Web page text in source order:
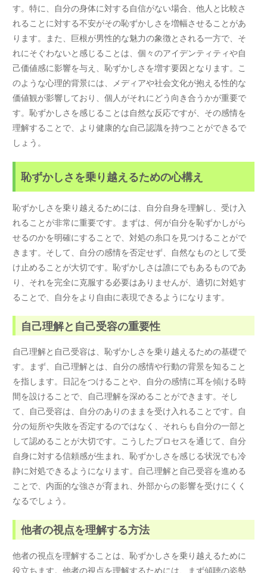
す。特に、自分の身体に対する自信がない場合、他人と比較さ
れることに対する不安がその恥ずかしさを増幅させることがあ
ります。また、巨根が男性的な魅力の象徴とされる一方で、そ
れにそぐわないと感じることは、個々のアイデンティティや自
己価値感に影響を与え、恥ずかしさを増す要因となります。こ
のような心理的背景には、メディアや社会文化が抱える性的な
価値観が影響しており、個人がそれにどう向き合うかが重要で
す。恥ずかしさを感じることは自然な反応ですが、その感情を
理解することで、より健康的な自己認識を持つことができるで
しょう。
恥ずかしさを乗り越えるための心構え
恥ずかしさを乗り越えるためには、自分自身を理解し、受け入
れることが非常に重要です。まずは、何が自分を恥ずかしがら
せるのかを明確にすることで、対処の糸口を見つけることがで
きます。そして、自分の感情を否定せず、自然なものとして受
け止めることが大切です。恥ずかしさは誰にでもあるものであ
り、それを完全に克服する必要はありませんが、適切に対処す
ることで、自分をより自由に表現できるようになります。
自己理解と自己受容の重要性
自己理解と自己受容は、恥ずかしさを乗り越えるための基礎で
す。まず、自己理解とは、自分の感情や行動の背景を知ること
を指します。日記をつけることや、自分の感情に耳を傾ける時
間を設けることで、自己理解を深めることができます。そし
て、自己受容は、自分のありのままを受け入れることです。自
分の短所や失敗を否定するのではなく、それらも自分の一部と
して認めることが大切です。こうしたプロセスを通じて、自分
自身に対する信頼感が生まれ、恥ずかしさを感じる状況でも冷
静に対処できるようになります。自己理解と自己受容を進める
ことで、内面的な強さが育まれ、外部からの影響を受けにくく
なるでしょう。
他者の視点を理解する方法
他者の視点を理解することは、恥ずかしさを乗り越えるために
役立ちます。他者の視点を理解するためには、まず傾聴の姿勢